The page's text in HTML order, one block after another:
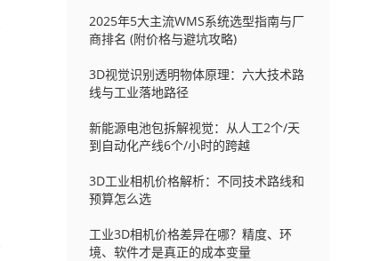
2025年5大主流WMS系统选型指南与厂
商排名 (附价格与避坑攻略)
3D视觉识别透明物体原理：六大技术路
线与工业落地路径
新能源电池包拆解视觉：从人工2个/天
到自动化产线6个/小时的跨越
3D工业相机价格解析：不同技术路线和
预算怎么选
工业3D相机价格差异在哪？精度、环
境、软件才是真正的成本变量